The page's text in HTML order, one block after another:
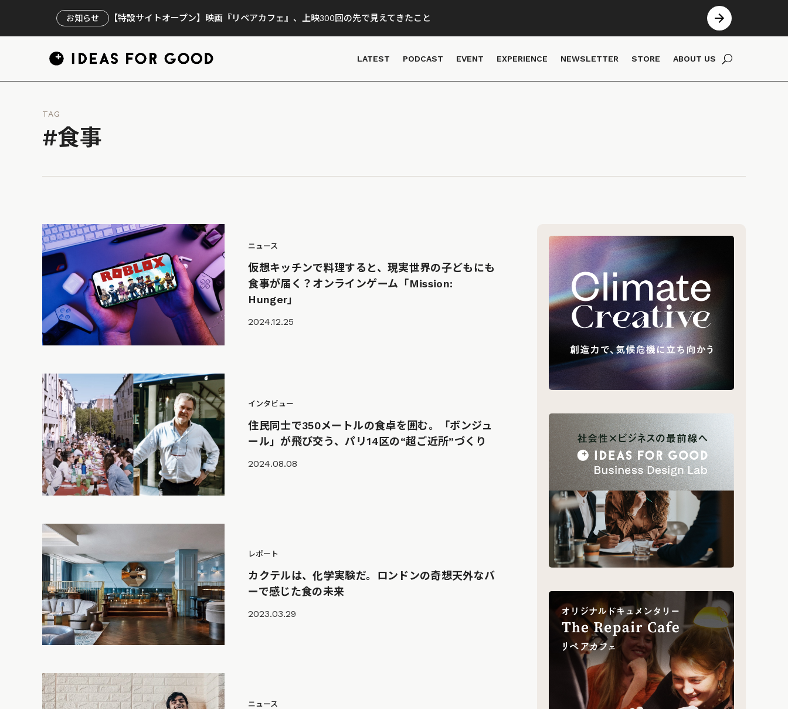
お知らせ 【特設サイトオープン】映画『リペアカフェ』、上映300回の先で見えてきたこと
LATEST PODCAST EVENT EXPERIENCE NEWSLETTER STORE ABOUT US
TAG
#食事
ニュース
仮想キッチンで料理すると、現実世界の子どもにも
食事が届く？オンラインゲーム「Mission:
Hunger」
2024.12.25
インタビュー
住民同士で350メートルの食卓を囲む。「ボンジュ
ール」が飛び交う、パリ14区の“超ご近所”づくり
2024.08.08
レポート
カクテルは、化学実験だ。ロンドンの奇想天外なバ
ーで感じた食の未来
2023.03.29
ニュース